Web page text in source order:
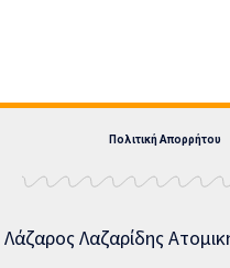
Πολιτική Απορρήτου
Λάζαρος Λαζαρίδης